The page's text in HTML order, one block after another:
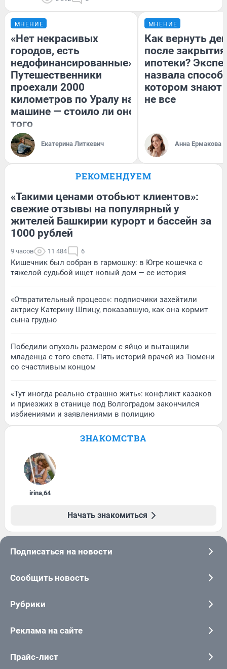
МНЕНИЕ
«Нет некрасивых
городов, есть
недофинансированные».
Путешественники
проехали 2000
километров по Уралу на
машине — стоило ли оно
того
Екатерина Литкевич
МНЕНИЕ
Как вернуть
после закрытия
ипотеки?
назвала
котором знают
не все
Анна Ермакова
РЕКОМЕНДУЕМ
«Такими ценами отобьют клиентов»:
свежие отзывы на популярный у
жителей Башкирии курорт и бассейн за
1000 рублей
9 часов 11 484 6
Кишечник был собран в гармошку: в Югре кошечка с
тяжелой судьбой ищет новый дом — ее история
«Отвратительный процесс»: подписчики захейтили
актрису Катерину Шпицу, показавшую, как она кормит
сына грудью
Победили опухоль размером с яйцо и вытащили
младенца с того света. Пять историй врачей из Тюмени
со счастливым концом
«Тут иногда реально страшно жить»: конфликт казаков
и приезжих в станице под Волгоградом закончился
избиениями и заявлениями в полицию
ЗНАКОМСТВА
irina,64
Начать знакомиться
Подписаться на новости
Сообщить новость
Рубрики
Реклама на сайте
Прайс-лист